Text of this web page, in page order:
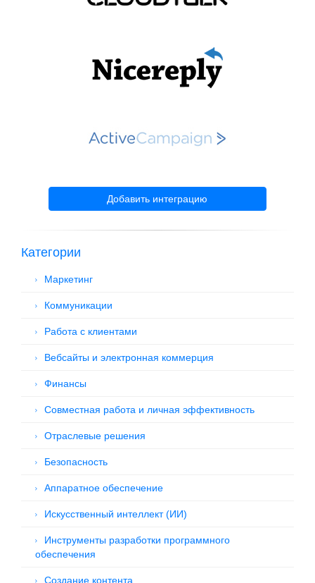
Добавить интеграцию
Категории
Маркетинг
Коммуникации
Работа с клиентами
Вебсайты и электронная коммерция
Финансы
Совместная работа и личная эффективность
Отраслевые решения
Безопасность
Аппаратное обеспечение
Искусственный интеллект (ИИ)
Инструменты разработки программного
обеспечения
Создание контента